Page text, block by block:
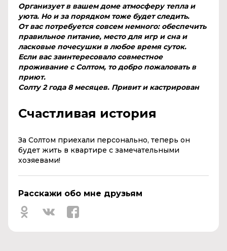
Организует в вашем доме атмосферу тепла и
уюта. Но и за порядком тоже будет следить.
От вас потребуется совсем немного: обеспечить
правильное питание, место для игр и сна и
ласковые почесушки в любое время суток.
Если вас заинтересовало совместное
проживание с Солтом, то добро пожаловать в
приют.
Солту 2 года 8 месяцев. Привит и кастрирован
Счастливая история
За Солтом приехали персонально, теперь он
будет жить в квартире с замечательными
хозяевами!
Расскажи обо мне друзьям